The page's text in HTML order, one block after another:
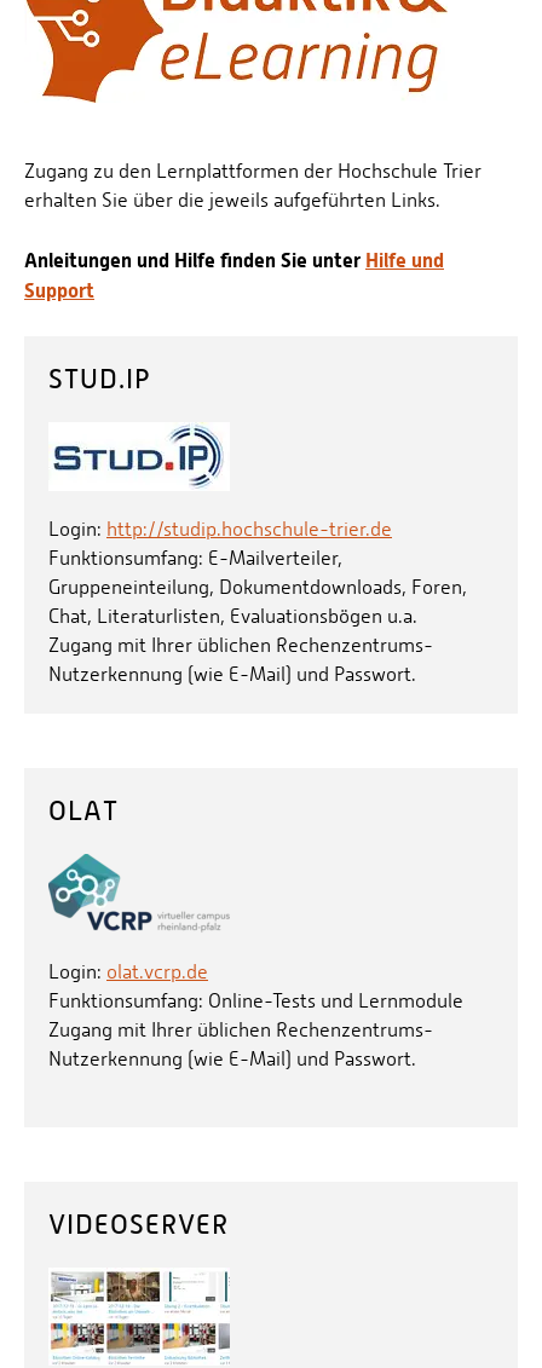
Personalvertretungen
Schwerbehindertenvertretungen
Informationssicherheit
Personensuche
Zugang zu den Lernplattformen der Hochschule Trier
erhalten Sie über die jeweils aufgeführten Links.
Anleitungen und Hilfe finden Sie unter Hilfe und
Support
STUD.IP
Login: http://studip.hochschule-trier.de
Funktionsumfang: E-Mailverteiler,
Gruppeneinteilung, Dokumentdownloads, Foren,
Chat, Literaturlisten, Evaluationsbögen u.a.
Zugang mit Ihrer üblichen Rechenzentrums-
Nutzerkennung (wie E-Mail) und Passwort.
OLAT
Login: olat.vcrp.de
Funktionsumfang: Online-Tests und Lernmodule
Zugang mit Ihrer üblichen Rechenzentrums-
Nutzerkennung (wie E-Mail) und Passwort.
VIDEOSERVER